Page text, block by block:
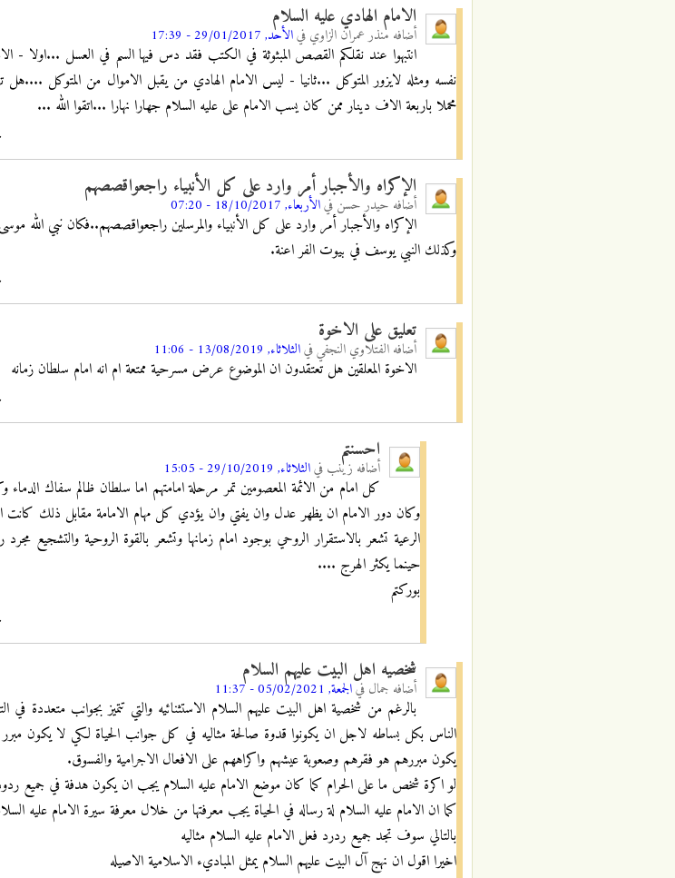
الامام الهادي عليه السلام
أضافه منذر عمران الزاوي فيالأحد, 29/01/2017 - 17:39
انتبهوا عند نقلكم القصص المبثوثة في الكتب فقد دس فيها السم في العسل ...اولا -
نفسه ومثله لايزور المتوكل ...ثانيا - ليس الامام الهادي من يقبل الاموال من المتوكل
محملا باربعة الاف دينار ممن كان يسب الامام على عليه السلام جهارا نهارا ...اتقوا الله ...
الإكراه والأجبار أمر وارد على كل الأنبياء راجعواقصصهم
أضافه حيدر حسن فيالأربعاء, 18/10/2017 - 07:20
الإكراه والأجبار أمر وارد على كل الأنبياء والمرسلين راجعواقصصهم..فكان نبي
وكذلك النبي يوسف في بيوت الفر اعنة.
تعليق على الاخوة
أضافه الفتلاوي النجفيفيالثلاثاء, 13/08/2019 - 11:06
الاخوة المعلقين هل تعتقدون ان الموضوع عرض مسرحية ممتعة ام انه امام سلطان زمانه
احسنتم
أضافه زينب فيالثلاثاء, 29/10/2019 - 15:05
كل امام من الائمة المعصومين تمر مرحلة امامتهم اما سلطان ظالم سفاك
وكان دور الامام ان يظهر عدل وان يفتي وان يؤدي كل مهام الامامة مقابل ذلك
الرعية تشعر بالاستقرار الروحي بوجود امام زمانها وتشعر بالقوة الروحية والتشجيع
حينما يكثر الهرج ....
بوركتم
شخصيه اهل البيت عليهم السلام
أضافه جمال فيالجمعة, 05/02/2021 - 11:37
بالرغم من شخصية اهل البيت عليهم السلام الاستثنائيه والتي تتميز بجوانب متعددة
الناس بكل بساطه لاجل ان يكونوا قدوة صالحة مثاليه في كل جوانب الحياة لكي لا يكون مبرر
يكون مبررهم هو فقرهم وصعوبة عيشهم واكراههم على الافعال الاجرامية والفسوق.
لو اكرة شخص ما على الحرام كما كان موضع الامام عليه السلام يجب ان يكون هدفة في جميع ردود
كما ان الامام عليه السلام لة رساله في الحياة يجب معرفتها من خلال معرفة سيرة الامام عليه
بالتالي سوف تجد جميع ردرد فعل الامام عليه السلام مثاليه
اخيرا اقول ان نهج آل البيت عليهم السلام يمثل المباديء الاسلامية الاصيله